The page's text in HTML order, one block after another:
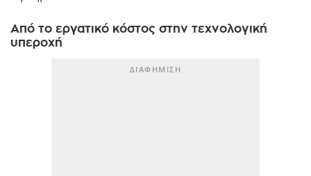
Από το εργατικό κόστος στην τεχνολογική
υπεροχή